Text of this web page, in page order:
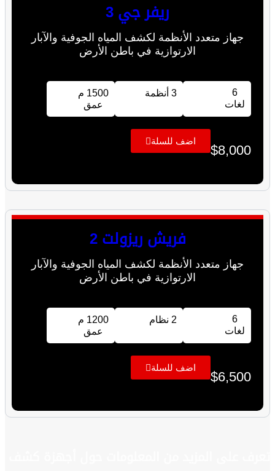
ريفر جي 3
جهاز متعدد الأنظمة لكشف المياه الجوفية والآبار
الارتوازية في باطن الأرض
6
لغات
3 أنظمة
1500 م
عمق
$8,000
اضف للسلة
فريش ريزولت 2
جهاز متعدد الأنظمة لكشف المياه الجوفية والآبار
الارتوازية في باطن الأرض
6
لغات
2 نظام
1200 م
عمق
$6,500
اضف للسلة